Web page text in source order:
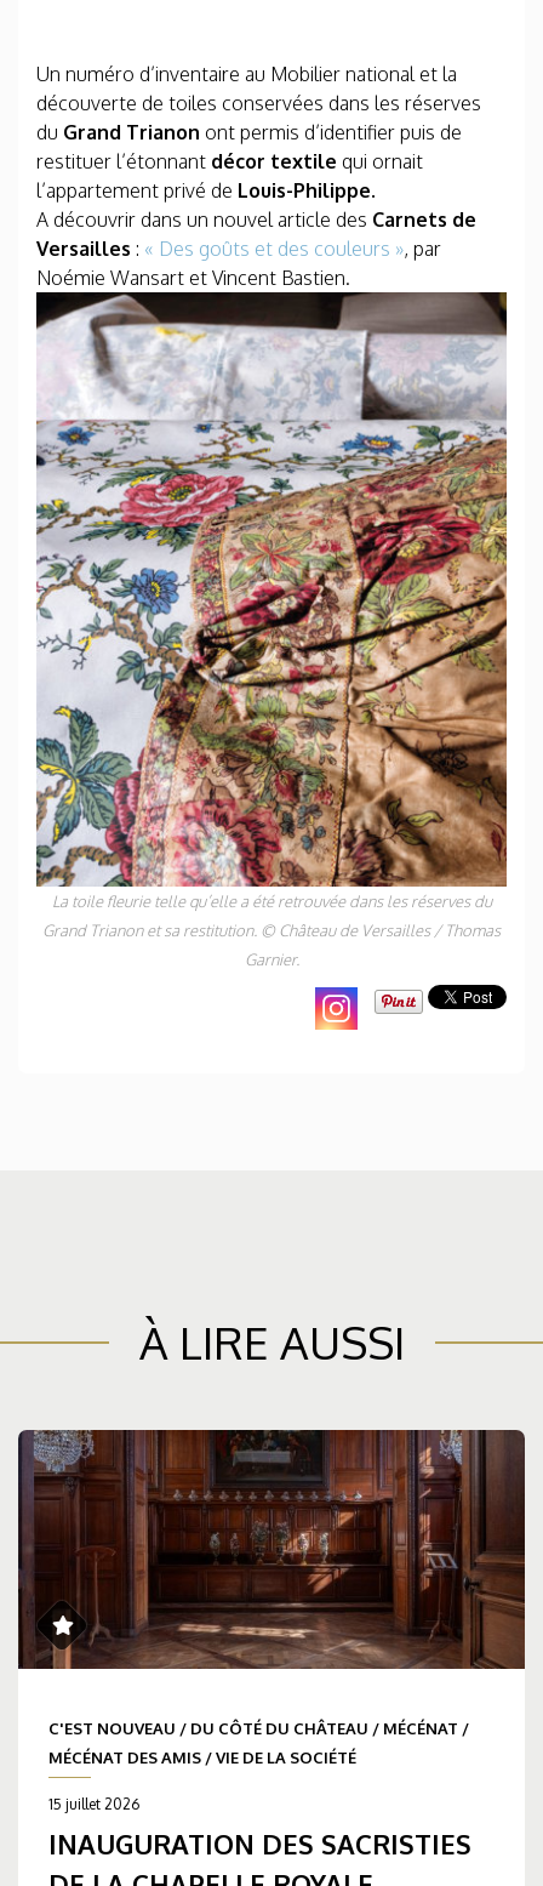
Un numéro d’inventaire au Mobilier national et la
découverte de toiles conservées dans les réserves
du Grand Trianon ont permis d’identifier puis de
restituer l’étonnant décor textile qui ornait
l’appartement privé de Louis-Philippe.
A découvrir dans un nouvel article des Carnets de
Versailles : « Des goûts et des couleurs », par
Noémie Wansart et Vincent Bastien.
La toile fleurie telle qu’elle a été retrouvée dans les réserves du
Grand Trianon et sa restitution. © Château de Versailles / Thomas
Garnier.
À LIRE AUSSI
C'EST NOUVEAU / DU CÔTÉ DU CHÂTEAU / MÉCÉNAT /
MÉCÉNAT DES AMIS /VIE DE LA SOCIÉTÉ
15 juillet 2026
INAUGURATION DES SACRISTIES